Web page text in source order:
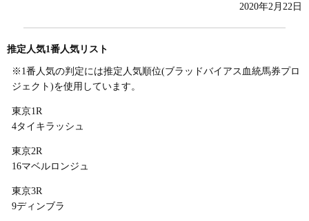
2020年2月22日
推定人気1番人気リスト
※1番人気の判定には推定人気順位(ブラッドバイアス血統馬券プロ
ジェクト)を使用しています。
東京1R
4タイキラッシュ
東京2R
16マベルロンジュ
東京3R
9ディンブラ